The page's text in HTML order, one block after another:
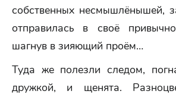
собственных несмышлёнышей,
отправилась в своё
шагнув в зияющий проём…
Туда же полезли следом,
дружкой, и щенята.